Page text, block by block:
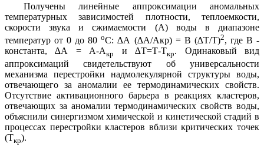
Получены линейные аппроксимации аномальных
температурных зависимостей плотности, теплоемкости,
скорости звука и сжимаемости (А) воды в диапазоне
температур от 0 до 80оС: ∆А (∆А/Акр) = В (∆Т/Т)2, где В -
константа, ∆А = А-Акр и ∆Т=Т-Ткр. Одинаковый вид
аппроксимаций свидетельствуют об универсальности
механизма перестройки надмолекулярной структуры воды,
отвечающего за аномалии ее термодинамических свойств.
Отсутствие активационного барьера в реакциях кластеров,
отвечающих за аномалии термодинамических свойств воды,
объяснили синергизмом химической и кинетической стадий в
процессах перестройки кластеров вблизи критических точек
(Ткр).